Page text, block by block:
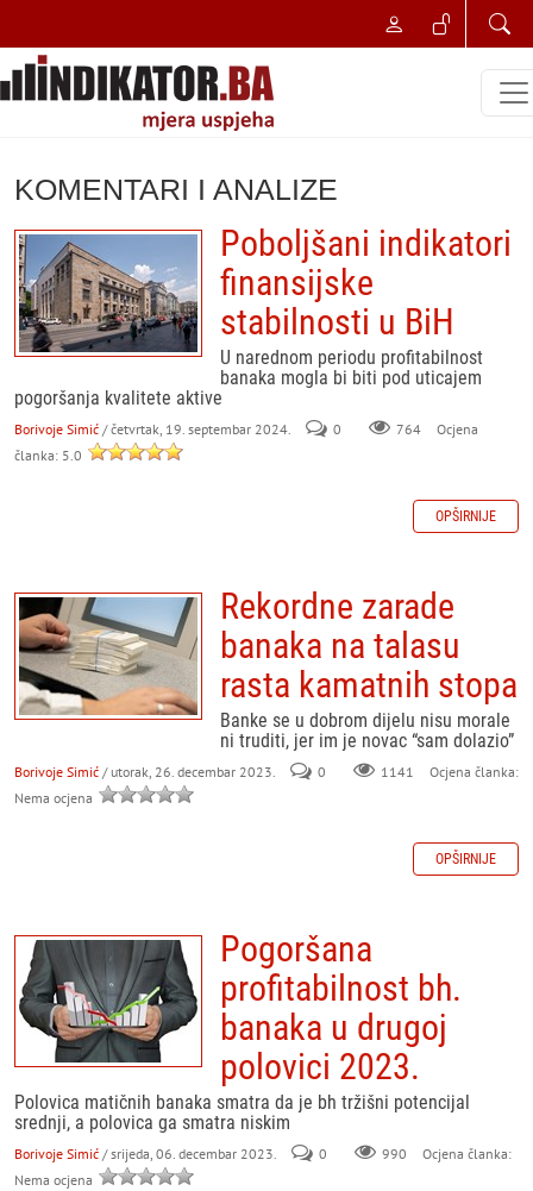
KOMENTARI I ANALIZE
Poboljšani indikatori
finansijske
stabilnosti u BiH
U narednom periodu profitabilnost
banaka mogla bi biti pod uticajem
pogoršanja kvalitete aktive
Borivoje Simić / četvrtak, 19. septembar 2024. 0 764
Ocjena
članka: 5.0
OPŠIRNIJE
Rekordne zarade
banaka na talasu
rasta kamatnih stopa
Banke se u dobrom dijelu nisu morale
ni truditi, jer im je novac “sam dolazio”
Borivoje Simić / utorak, 26. decembar 2023. 0 1141
Ocjena članka:
Nema ocjena
OPŠIRNIJE
Pogoršana
profitabilnost bh.
banaka u drugoj
polovici 2023.
Polovica matičnih banaka smatra da je bh tržišni potencijal
srednji, a polovica ga smatra niskim
Borivoje Simić / srijeda, 06. decembar 2023. 0 990
Ocjena članka:
Nema ocjena